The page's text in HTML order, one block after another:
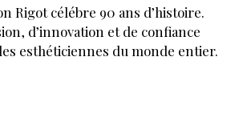
Rigot célébre 90 ans d’histoire.
d’innovation et de confiance
esthéticiennes du monde entier.